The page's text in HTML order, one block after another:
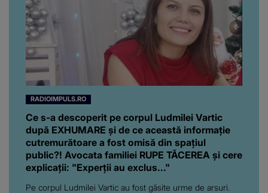
RADIOIMPULS.RO
Ce s-a descoperit pe corpul Ludmilei Vartic
după EXHUMARE și de ce această informație
cutremurătoare a fost omisă din spațiul
public?! Avocata familiei RUPE TĂCEREA și cere
explicații: "Experții au exclus..."
Pe corpul Ludmilei Vartic au fost găsite urme de arsuri.